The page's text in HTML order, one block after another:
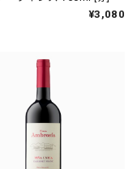
¥3,080